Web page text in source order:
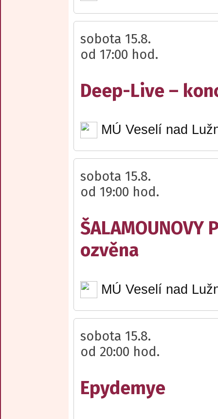
sobota 15.8.
od 17:00 hod.
Deep-Live –
MÚ Veselí nad
sobota 15.8.
od 19:00 hod.
ŠALAMOUNOVY
ozvěna
MÚ Veselí nad
sobota 15.8.
od 20:00 hod.
Epydemye